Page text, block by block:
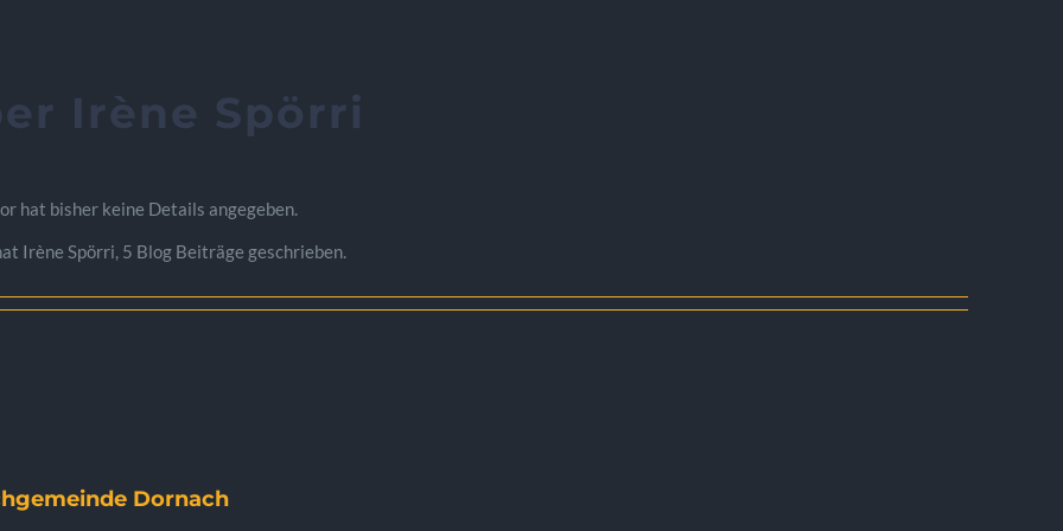
Irène Spörri
hat bisher keine Details angegeben.
Irène Spörri, 5 Blog Beiträge geschrieben.
Dornach